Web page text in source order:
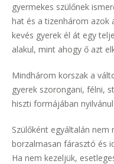
gyermekes szülőnek
hat és a tizenhárom azok
kevés gyerek él át egy
alakul, mint ahogy ő azt
Mindhárom korszak a
gyerek szorongani, félni,
hiszti formájában
Szülőként egyáltalán
borzalmasan fárasztó és
Ha nem kezeljük,